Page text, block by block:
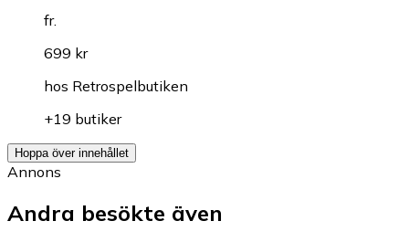
fr.
699 kr
hos Retrospelbutiken
+19 butiker
Hoppa över innehållet
Annons
Andra besökte även